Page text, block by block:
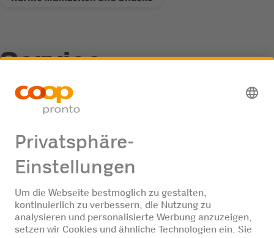
Service
Recycling-Annahmestelle
Jobangebote